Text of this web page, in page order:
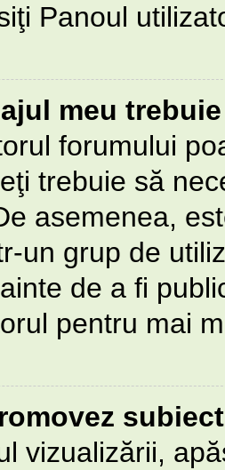
Panoul
meu
forumului
trebuie să
asemenea,
un grup de
de a fi
pentru mai
vizualizării,